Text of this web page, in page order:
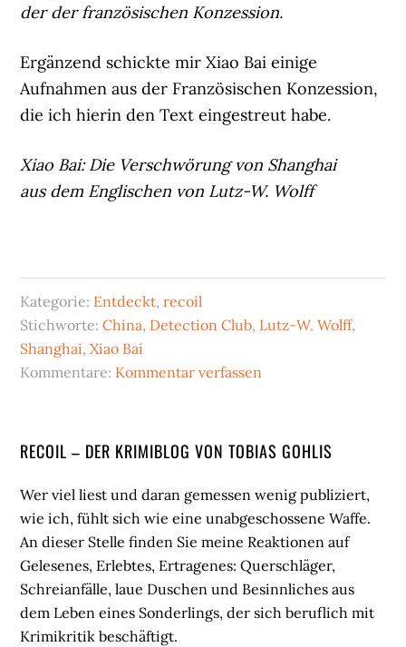
der der französischen Konzession.
Ergänzend schickte mir Xiao Bai einige
Aufnahmen aus der Französischen Konzession,
die ich hierin den Text eingestreut habe.
Xiao Bai: Die Verschwörung von Shanghai
aus dem Englischen von Lutz-W. Wolff
Kategorie: Entdeckt,recoil
Stichworte:China, Detection Club, Lutz-W. Wolff,
Shanghai,Xiao Bai
Kommentare: Kommentar verfassen
Seitenspalte
RECOIL – DER KRIMIBLOG VON TOBIAS GOHLIS
Wer viel liest und daran gemessen wenig publiziert,
wie ich, fühlt sich wie eine unabgeschossene Waffe.
An dieser Stelle finden Sie meine Reaktionen auf
Gelesenes, Erlebtes, Ertragenes: Querschläger,
Schreianfälle, laue Duschen und Besinnliches aus
dem Leben eines Sonderlings, der sich beruflich mit
Krimikritik beschäftigt.